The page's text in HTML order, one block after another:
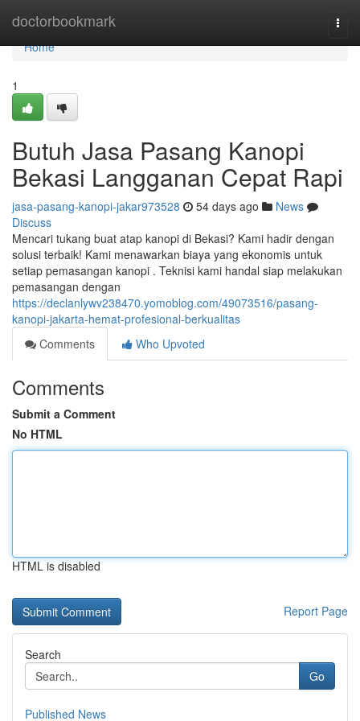
doctorbookmark
Home
Home
1
Butuh Jasa Pasang Kanopi
Bekasi Langganan Cepat Rapi
jasa-pasang-kanopi-jakar973528 54 days ago
News
Discuss
Mencari tukang buat atap kanopi di Bekasi? Kami hadir dengan
solusi terbaik! Kami menawarkan biaya yang ekonomis untuk
setiap pemasangan kanopi . Teknisi kami handal siap melakukan
pemasangan dengan
https://declanlywv238470.yomoblog.com/49073516/pasang-
kanopi-jakarta-hemat-profesional-berkualitas
Comments
Who Upvoted
Comments
Submit a Comment
No HTML
HTML is disabled
Report Page
Search
Go
Published News